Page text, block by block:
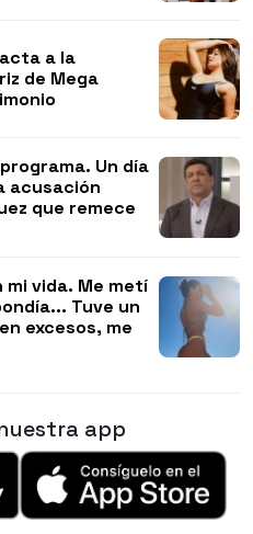
a la
de Mega
Un día
acusación
que remece
mi vida. Me metí
Tuve un
excesos, me
app